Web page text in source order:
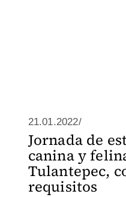
21.01.2022/
Jornada de
canina y
Tulantepec,
requisitos